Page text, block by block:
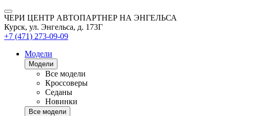
ЧЕРИ ЦЕНТР АВТОПАРТНЕР НА ЭНГЕЛЬСА
Курск, ул. Энгельса, д. 173Г
+7 (471) 273-09-09
Модели
Модели
Все модели
Кроссоверы
Седаны
Новинки
Все модели